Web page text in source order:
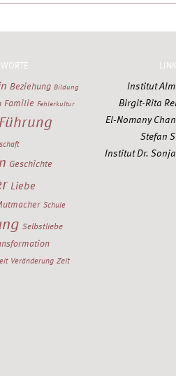
Beziehung Bildung
Familie Fehlerkultur
Führung
Geschichte
Liebe
Schule
Selbstliebe
Veränderung Zeit
Institut
Birgit-Rita
El-Nomany
Stefan
Institut Dr.